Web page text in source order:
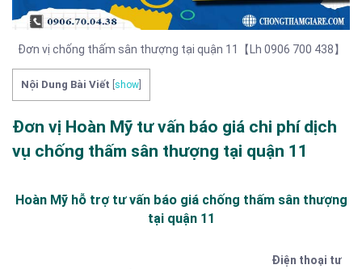
Đơn vị chống thấm sân thượng tại quận 11【Lh 0906 700 438】
Nội Dung Bài Viết show
Đơn vị Hoàn Mỹ tư vấn báo giá chi phí dịch
vụ chống thấm sân thượng tại quận 11
Hoàn Mỹ hỗ trợ tư vấn báo giá chống thấm sân thượng
tại quận 11
Điện thoại tư